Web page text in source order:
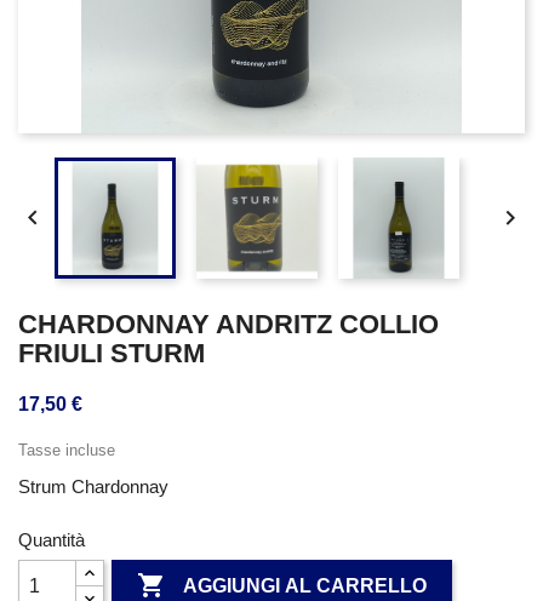
 
CHARDONNAY ANDRITZ COLLIO
FRIULI STURM
17,50 €
Tasse incluse
Strum Chardonnay
Quantità
 AGGIUNGI AL CARRELLO